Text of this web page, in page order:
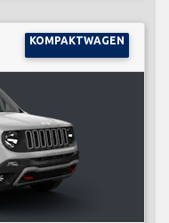
KOMPAKTWAGEN